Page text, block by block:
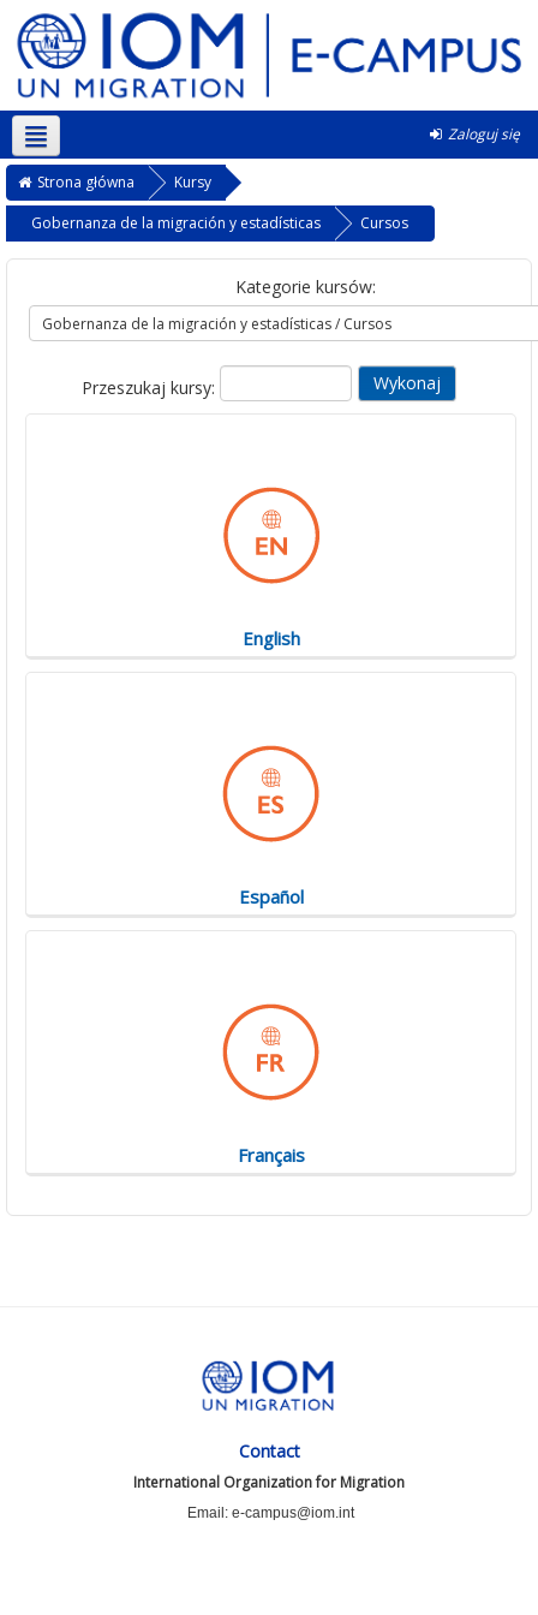
Zaloguj się
Polski ‎(pl)‎
Strona główna
Kursy
Gobernanza de la migración y estadísticas
Cursos
Kategorie kursów:
Przeszukaj kursy:
English
Español
Français
Contact
International Organization for Migration
Email: e-campus@iom.int